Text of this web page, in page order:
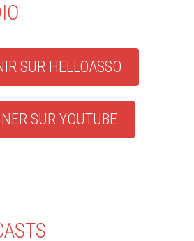
SUR HELLOASSO
SUR YOUTUBE